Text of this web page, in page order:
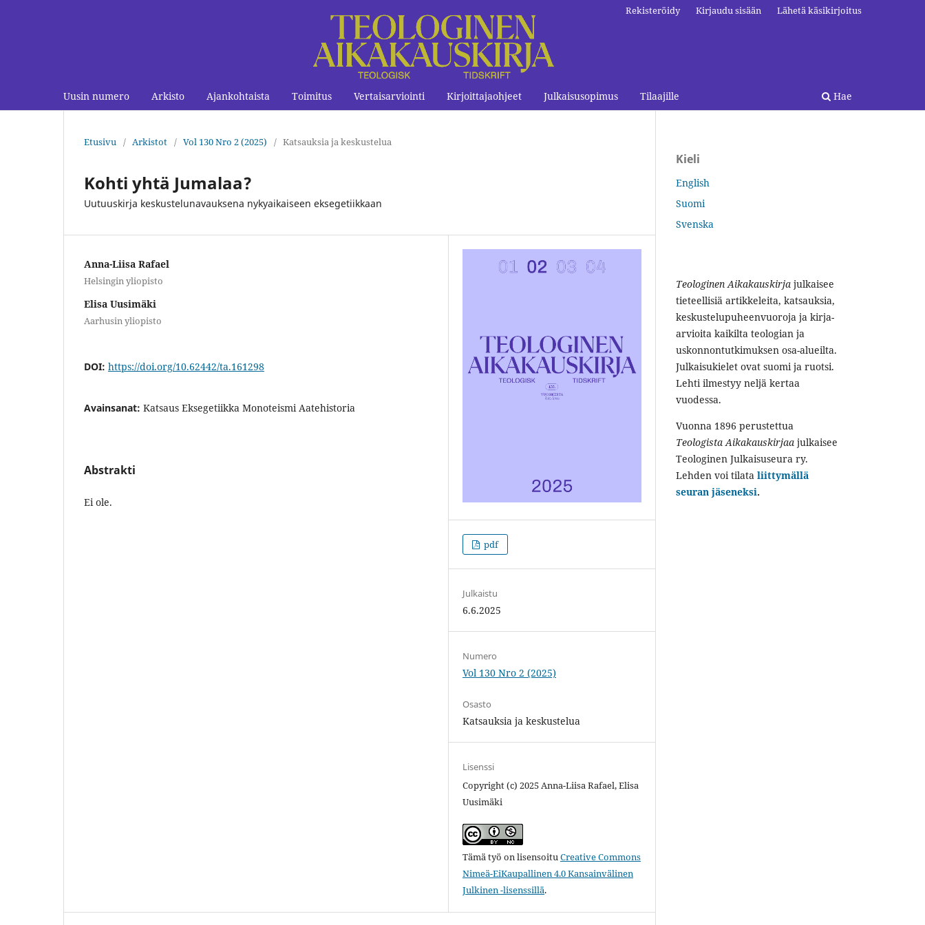
Uusin numero Arkisto Ajankohtaista Toimitus Vertaisarviointi Kirjoittajaohjeet Julkaisusopimus Tilaajille Hae
Rekisteröidy Kirjaudu sisään Lähetä käsikirjoitus
Etusivu / Arkistot / Vol 130 Nro 2 (2025) / Katsauksia ja keskustelua
Kohti yhtä Jumalaa?
Uutuuskirja keskustelunavauksena nykyaikaiseen eksegetiikkaan
Anna-Liisa Rafael
Helsingin yliopisto
Elisa Uusimäki
Aarhusin yliopisto
DOI: https://doi.org/10.62442/ta.161298
Avainsanat: Katsaus Eksegetiikka Monoteismi Aatehistoria
Abstrakti
Ei ole.
pdf
Julkaistu
6.6.2025
Numero
Vol 130 Nro 2 (2025)
Osasto
Katsauksia ja keskustelua
Lisenssi
Copyright (c) 2025 Anna-Liisa Rafael, Elisa
Uusimäki
Tämä työ on lisensoituCreative Commons
Nimeä-EiKaupallinen 4.0 Kansainvälinen
Julkinen -lisenssillä.
Kieli
English
Suomi
Svenska
Teologinen Aikakauskirja julkaisee
tieteellisiä artikkeleita, katsauksia,
keskustelupuheenvuoroja ja kirja-
arvioita kaikilta teologian ja
uskonnontutkimuksen osa-alueilta.
Julkaisukielet ovat suomi ja ruotsi.
Lehti ilmestyy neljä kertaa
vuodessa.
Vuonna 1896 perustettua
Teologista Aikakauskirjaa julkaisee
Teologinen Julkaisuseura ry.
Lehden voi tilata liittymällä
seuran jäseneksi.